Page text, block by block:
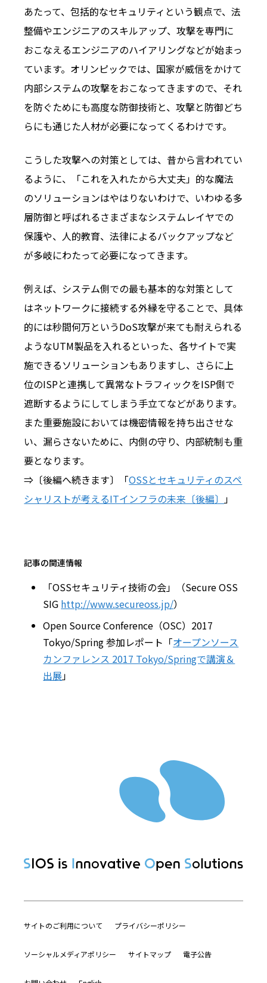
あたって、包括的なセキュリティという観点で、法
整備やエンジニアのスキルアップ、攻撃を専門に
おこなえるエンジニアのハイアリングなどが始まっ
ています。オリンピックでは、国家が威信をかけて
内部システムの攻撃をおこなってきますので、それ
を防ぐためにも高度な防御技術と、攻撃と防御どち
らにも通じた人材が必要になってくるわけです。
こうした攻撃への対策としては、昔から言われてい
るように、「これを入れたから大丈夫」的な魔法
のソリューションはやはりないわけで、いわゆる多
層防御と呼ばれるさまざまなシステムレイヤでの
保護や、人的教育、法律によるバックアップなど
が多岐にわたって必要になってきます。
例えば、システム側での最も基本的な対策として
はネットワークに接続する外縁を守ることで、具体
的には秒間何万というDoS攻撃が来ても耐えられる
ようなUTM製品を入れるといった、各サイトで実
施できるソリューションもありますし、さらに上
位のISPと連携して異常なトラフィックをISP側で
遮断するようにしてしまう手立てなどがあります。
また重要施設においては機密情報を持ち出させな
い、漏らさないために、内側の守り、内部統制も重
要となります。
⇒〔後編へ続きます〕「OSSとセキュリティのスペ
シャリストが考えるITインフラの未来〔後編〕」
記事の関連情報
「OSSセキュリティ技術の会」（Secure OSS
SIG http://www.secureoss.jp/）
Open Source Conference（OSC）2017
Tokyo/Spring 参加レポート「オープンソース
カンファレンス 2017 Tokyo/Springで講演＆
出展」
サイトのご利用について プライバシーポリシー
ソーシャルメディアポリシー サイトマップ 電子公告